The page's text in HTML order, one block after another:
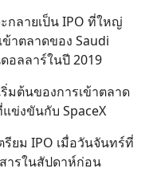
กลายเป็น IPO ที่ใหญ่
าตลาดของ Saudi
อลลาร์ในปี 2019
มต้นของการเข้าตลาด
ข่งขันกับ SpaceX
รียม IPO เมื่อวันจันทร์ที่
ารในสัปดาห์ก่อน